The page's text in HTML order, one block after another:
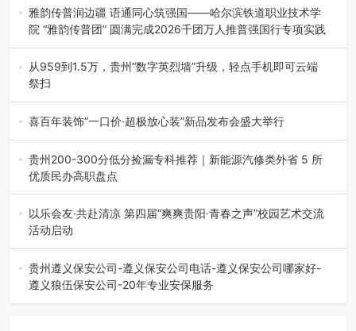
场创新发展 （7月27日，成…
雅韵传普润边疆 语通同心筑强国——哈尔滨铁道职业技术学
院 “雅韵传普团” 圆满完成2026千团万人推普强国行专项实践
为扎实推进2026“千团万人推普强国行”大学生暑期社会实
践，牢牢紧扣 “雅韵传普…
从959到1.5万，贵州“数字英烈墙”升级，轻点手机即可云端
祭扫
八一建军节到来之际，由贵州省退役军人事务厅指导，贵阳
市退役军人事务局联合贵州广电…
喜百年装饰“一口价·超极放心装”新品发布会盛大举行
2026年7月31日，喜百年装饰“一口价·超极放心装”新品发布
会在贵阳隆重举行。…
贵州200-300分低分捡漏专科推荐｜新能源汽修类外省 5 所
优质民办高职盘点
在贵州省高考志愿填报体系中，200至300分数段考生可选择
的省内工科、新能源汽车…
以乐会友·共赴清凉 第四届“爽爽贵阳·青春之声”校园艺术交流
活动启动
七月的贵阳，清风送爽，第四届“爽爽贵阳·青春之声”校园管
弦乐（合唱）艺术交流活动…
贵州遵义保安公司-遵义保安公司电话-遵义保安公司哪家好-
遵义狼伍保安公司-20年专业安保服务